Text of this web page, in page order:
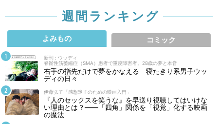
週間ランキング
よみもの コミック
新刊 : ウッディ
脊髄性筋萎縮症（SMA）患者で重度障害者。28歳の夢と本音
右手の指先だけで夢をかなえる 寝たきり系男子ウッ
ディの日々
伊藤弘了「感想迷子のための映画入門」
『人のセックスを笑うな』を早送り視聴してはいけな
い理由とは？――「四角」関係を「視覚」化する映画
の魔法